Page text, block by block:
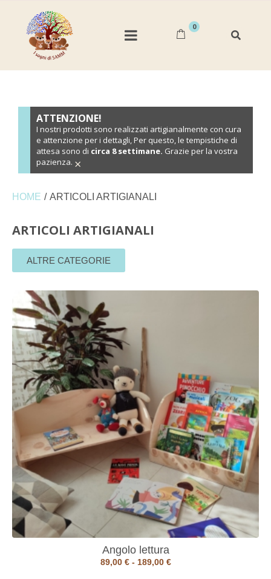
0
ATTENZIONE!
I nostri prodotti sono realizzati artigianalmente con cura
e attenzione per i dettagli, Per questo, le tempistiche di
attesa sono di circa 8 settimane. Grazie per la vostra
pazienza. ×
HOME / ARTICOLI ARTIGIANALI
ARTICOLI ARTIGIANALI
ALTRE CATEGORIE
Angolo lettura
89,00 € - 189,00 €